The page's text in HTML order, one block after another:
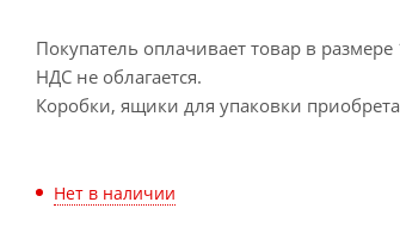
Покупатель оплачивает товар в
НДС не облагается.
Коробки, ящики для упаковки
Нет в наличии